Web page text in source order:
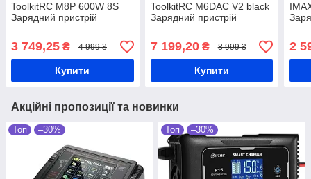
ToolkitRC M8P 600W 8S
Зарядний пристрій
3 749,25 ₴ 4 999 ₴
Купити
ToolkitRC M6DAC V2 black
Зарядний пристрій
7 199,20₴ 8 999 ₴
Купити
2
Акційні пропозиції та новинки
Топ –30% Топ –30%